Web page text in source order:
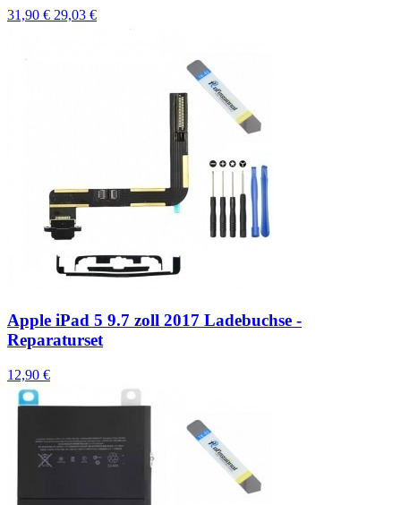
31,90 € 29,03 €
Apple iPad 5 9.7 zoll 2017 Ladebuchse -
Reparaturset
12,90 €